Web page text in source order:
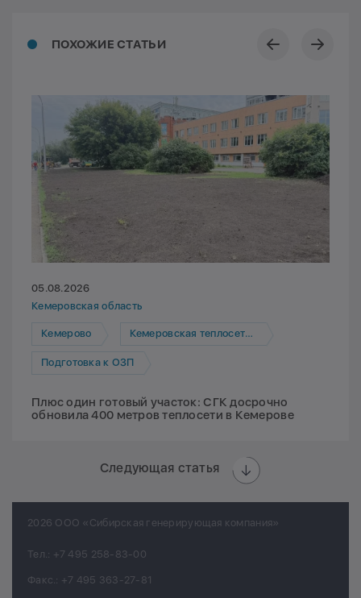
ПОХОЖИЕ СТАТЬИ
05.08.2026
Кемеровская область
Кемерово Кемеровская теплосетевая компания
Подготовка к ОЗП
Плюс один готовый участок: СГК досрочно
обновила 400 метров теплосети в Кемерове
Следующая статья
2026 ООО «Сибирская генерирующая компания»
Тел.: +7 495 258-83-00
Факс.: +7 495 363-27-81